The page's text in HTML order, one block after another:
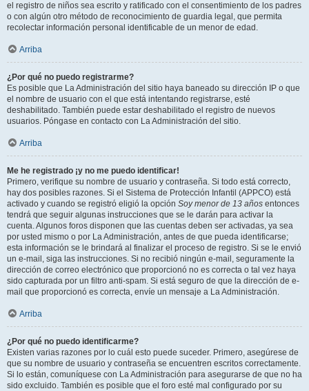
el registro de niños sea escrito y ratificado con el consentimiento de los padres
o con algún otro método de reconocimiento de guardia legal, que permita
recolectar información personal identificable de un menor de edad.
Arriba
¿Por qué no puedo registrarme?
Es posible que La Administración del sitio haya baneado su dirección IP o que
el nombre de usuario con el que está intentando registrarse, esté
deshabilitado. También puede estar deshabilitado el registro de nuevos
usuarios. Póngase en contacto con La Administración del sitio.
Arriba
Me he registrado ¡y no me puedo identificar!
Primero, verifique su nombre de usuario y contraseña. Si todo está correcto,
hay dos posibles razones. Si el Sistema de Protección Infantil (APPCO) está
activado y cuando se registró eligió la opción Soy menor de 13 años entonces
tendrá que seguir algunas instrucciones que se le darán para activar la
cuenta. Algunos foros disponen que las cuentas deben ser activadas, ya sea
por usted mismo o por La Administración, antes de que pueda identificarse;
esta información se le brindará al finalizar el proceso de registro. Si se le envió
un e-mail, siga las instrucciones. Si no recibió ningún e-mail, seguramente la
dirección de correo electrónico que proporcionó no es correcta o tal vez haya
sido capturada por un filtro anti-spam. Si está seguro de que la dirección de e-
mail que proporcionó es correcta, envíe un mensaje a La Administración.
Arriba
¿Por qué no puedo identificarme?
Existen varias razones por lo cuál esto puede suceder. Primero, asegúrese de
que su nombre de usuario y contraseña se encuentren escritos correctamente.
Si lo están, comuníquese con La Administración para asegurarse de que no ha
sido excluido. También es posible que el foro esté mal configurado por su